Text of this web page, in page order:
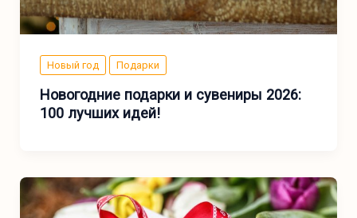
Новый год Подарки
Новогодние подарки и сувениры 2026:
100 лучших идей!